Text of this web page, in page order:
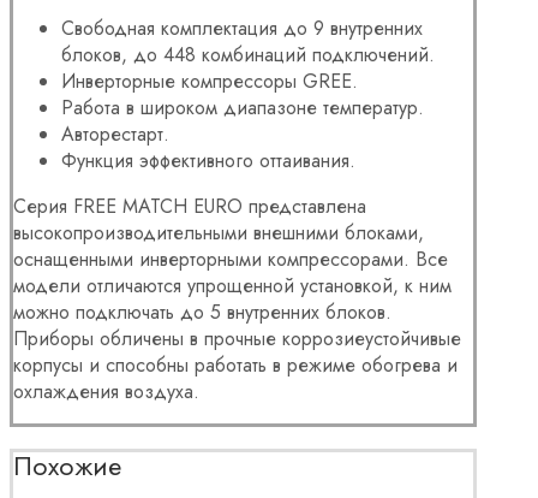
Свободная комплектация до 9 внутренних
блоков, до 448 комбинаций подключений.
Инверторные компрессоры GREE.
Работа в широком диапазоне температур.
Авторестарт.
Функция эффективного оттаивания.
Серия FREE MATCH EURO представлена
высокопроизводительными внешними блоками,
оснащенными инверторными компрессорами. Все
модели отличаются упрощенной установкой, к ним
можно подключать до 5 внутренних блоков.
Приборы обличены в прочные коррозиеустойчивые
корпусы и способны работать в режиме обогрева и
охлаждения воздуха.
Похожие